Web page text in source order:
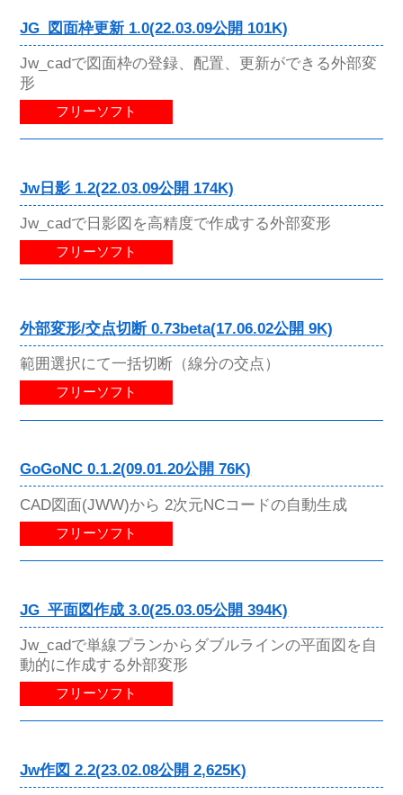
JG_図面枠更新 1.0(22.03.09公開 101K)
Jw_cadで図面枠の登録、配置、更新ができる外部変
形
フリーソフト
Jw日影 1.2(22.03.09公開 174K)
Jw_cadで日影図を高精度で作成する外部変形
フリーソフト
外部変形/交点切断 0.73beta(17.06.02公開 9K)
範囲選択にて一括切断（線分の交点）
フリーソフト
GoGoNC 0.1.2(09.01.20公開 76K)
CAD図面(JWW)から 2次元NCコードの自動生成
フリーソフト
JG_平面図作成 3.0(25.03.05公開 394K)
Jw_cadで単線プランからダブルラインの平面図を自
動的に作成する外部変形
フリーソフト
Jw作図 2.2(23.02.08公開 2,625K)